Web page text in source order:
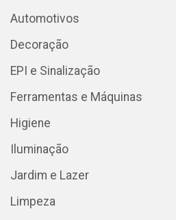
Automotivos
Decoração
EPI e Sinalização
Ferramentas e Máquinas
Higiene
Iluminação
Jardim e Lazer
Limpeza